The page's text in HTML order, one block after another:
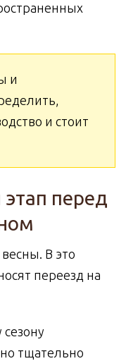
и
и стоит
перед
В это
переезд на
тщательно